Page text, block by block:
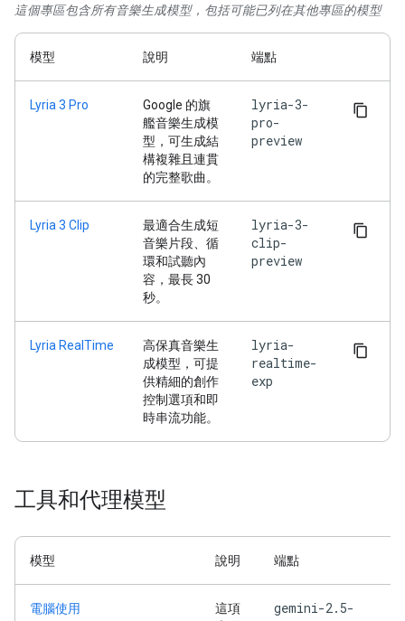
這個專區包含所有音樂生成模型，包括可能已列在其他專區的模型
模型 說明 端點
Lyria 3 Pro
Google 的旗
艦音樂生成模
型，可生成結
構複雜且連貫
的完整歌曲。
lyria-3-
pro-
preview
Lyria 3 Clip
最適合生成短
音樂片段、循
環和試聽內
容，最長 30
秒。
lyria-3-
clip-
preview
Lyria RealTime
高保真音樂生
成模型，可提
供精細的創作
控制選項和即
時串流功能。
lyria-
realtime-
exp
工具和代理模型
模型 說明 端點
電腦使用
這項
gemini-2.5-